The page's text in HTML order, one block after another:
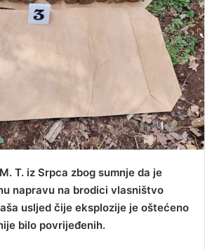
T. iz Srpca zbog sumnje da je
napravu na brodici vlasništvo
usljed čije eksplozije je oštećeno
bilo povrijeđenih.